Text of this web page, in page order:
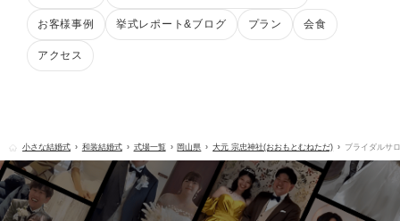
お客様事例 挙式レポート&ブログ プラン 会食
アクセス
小さな結婚式 和装結婚式 式場一覧 岡山県 大元 宗忠神社(おおもとむねただ) ブライダルサ